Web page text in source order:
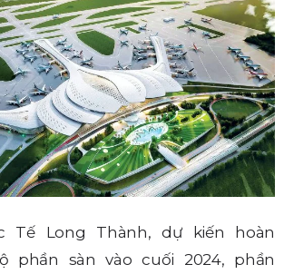
Tế Long Thành, dự kiến hoàn
phần sàn vào cuối 2024, phần